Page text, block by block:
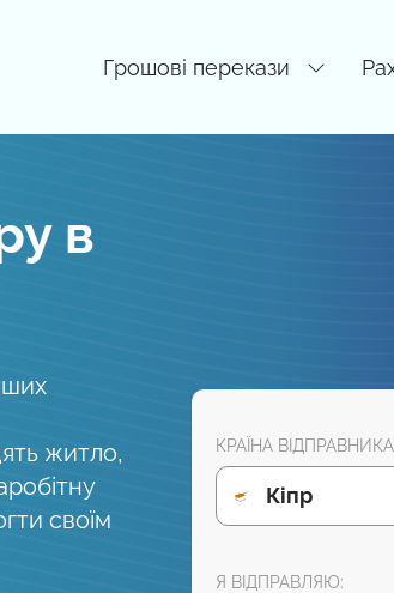
Грошові перекази
в
житло,
своїм
КРАЇНА
Кіпр
Я ВІДПРАВЛЯЮ: